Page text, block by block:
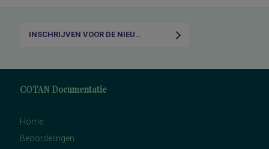
INSCHRIJVEN VOOR DE NIEUWSBRIEF
COTAN Documentatie
Home
Beoordelingen